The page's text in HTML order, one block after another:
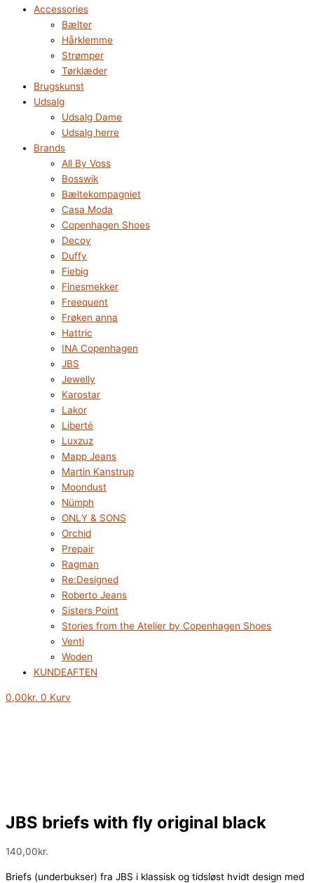
Accessories
Bælter
Hårklemme
Strømper
Tørklæder
Brugskunst
Udsalg
Udsalg Dame
Udsalg herre
Brands
All By Voss
Bosswik
Bæltekompagniet
Casa Moda
Copenhagen Shoes
Decoy
Duffy
Fiebig
Finesmekker
Freequent
Frøken anna
Hattric
INA Copenhagen
JBS
Jewelly
Karostar
Lakor
Liberté
Luxzuz
Mapp Jeans
Martin Kanstrup
Moondust
Nümph
ONLY & SONS
Orchid
Prepair
Ragman
Re:Designed
Roberto Jeans
Sisters Point
Stories from the Atelier by Copenhagen Shoes
Venti
Woden
KUNDEAFTEN
0,00kr. 0 Kurv
JBS briefs with fly original black
140,00kr.
Briefs (underbukser) fra JBS i klassisk og tidsløst hvidt design med